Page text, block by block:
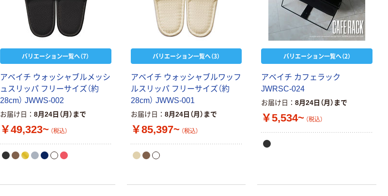
バリエーション一覧へ（7）
アベイチ ウォッシャブルメッシ
ュスリッパ フリーサイズ（約
28cm） JWWS-002
お届け日 8月24日（月）まで
￥49,323~ （税込）
バリエーション一覧へ（3）
アベイチ ウォッシャブルワッフ
ルスリッパ フリーサイズ（約
28cm） JWWS-001
お届け日 8月24日（月）まで
￥85,397~ （税込）
バリエーション一覧へ（2）
アベイチ カフェラック
JWRSC-024
お届け日 8月24日（月）まで
￥5,534~ （税込）